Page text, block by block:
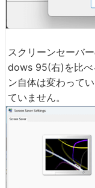
スクリーンセーバ
dows 95(右)を比べ
ン自体は変わって
ていません。